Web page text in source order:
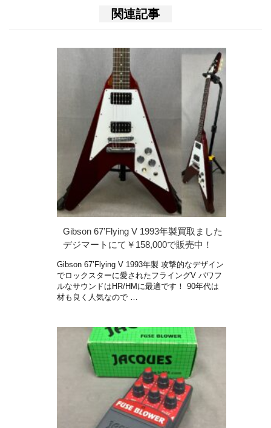
関連記事
Gibson 67’Flying V 1993年製買取ました
デジマートにて￥158,000で販売中！
Gibson 67’Flying V 1993年製 攻撃的なデザイン
でロックスターに愛されたフライングV パワフ
ルなサウンドはHR/HMに最適です！ 90年代は
材も良く人気なので …